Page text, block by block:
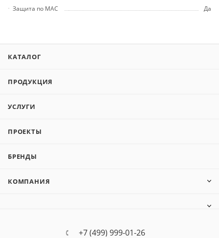
Защита по MAC Да
КАТАЛОГ
ПРОДУКЦИЯ
УСЛУГИ
ПРОЕКТЫ
БРЕНДЫ
КОМПАНИЯ
+7 (499) 999-01-26